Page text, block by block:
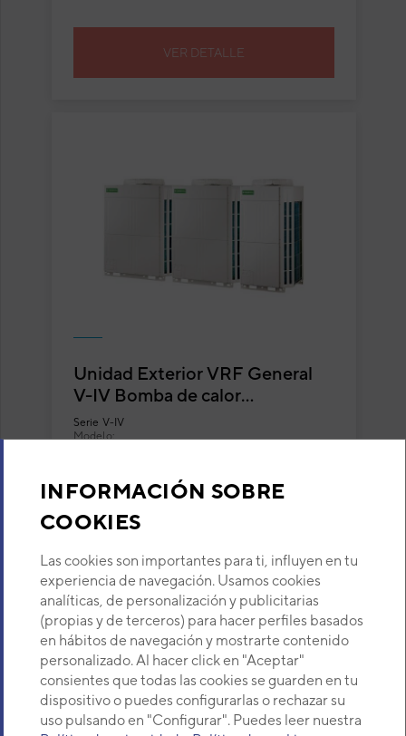
INFORMACIÓN SOBRE
COOKIES
Las cookies son importantes para ti, influyen en tu
experiencia de navegación. Usamos cookies
analíticas, de personalización y publicitarias
(propias y de terceros) para hacer perfiles basados
en hábitos de navegación y mostrarte contenido
personalizado. Al hacer click en "Aceptar"
consientes que todas las cookies se guarden en tu
dispositivo o puedes configurarlas o rechazar su
uso pulsando en "Configurar". Puedes leer nuestra
VER DETALLE
Unidad Exterior VRF General
V-IV Bomba de calor
AJH342LALDH
Serie V-IV
Modelo:
1(current)
2 3
Los más populares en esta categoría